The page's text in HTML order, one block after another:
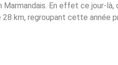
Marmandais. En effet ce jour-
km, regroupant cette année